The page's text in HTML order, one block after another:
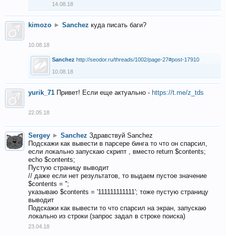
14.08.18
kimozo ► Sanchez куда писать баги?
10.08.18
Sanchez http://seodor.ru/threads/1002/page-27#post-17910
10.08.18
yurik_71 Привет! Если еще актуально - https://t.me/z_tds
22.05.18
Sergey ► Sanchez Здравствуй Sanchez
Подскажи как вывести в парсере бинга то что он спарсил,
если локально запускаю скрипт , вместо return $contents;
echo $contents;
Пустую страницу выводит
// даже если нет результатов, то выдаем пустое значение
$contents = '';
указываю $contents = '111111111111'; тоже пустую страницу
выводит
Подскажи как вывести то что спарсил на экран, запускаю
локально из строки (запрос задал в строке поиска)
23.04.18